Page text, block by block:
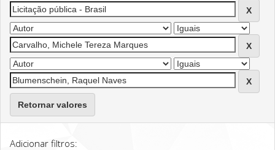
Retornar valores
Adicionar filtros: